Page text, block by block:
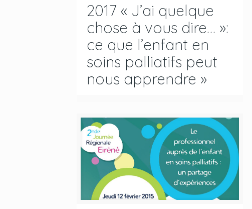
2017 « J’ai quelque
chose à vous dire… »:
ce que l’enfant en
soins palliatifs peut
nous apprendre »